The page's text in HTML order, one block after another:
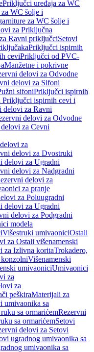
Priključci uređaja za WC
WC šolje i
za WC šolje i
za Priključna
Ravni priključciSetovi
Priključci ispirnih
ceviPriključci od PVC-
Manžetne i pokrivne
delovi za Odvodne
delovi za Sifoni
sifoniPriključci ispirnih
Priključci ispirnih cevi i
delovi za Ravni
delovi za Odvodne
za Cevni
za
delovi za Dvostruki
delovi za Ugradni
delovi za Nadgradni
delovi za
za pranje
za Poluugradni
delovi za Ugradni
delovi za Podgradni
modela
Višestruki umivaoniciOstali
za Ostali višenamenski
za Izlivna koritaTrokadero,
Višenamenski
umivaoniciUmivaonici
za
za
peškiraMaterijali za
umivaonika sa
sa ormarićemRezervni
sa ormarićemSetovi
delovi za Setovi
ugradnog umivaonika sa
umivaonika sa